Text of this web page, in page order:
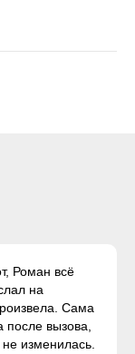
Роман всё
на
Сама
после вызова,
изменилась.